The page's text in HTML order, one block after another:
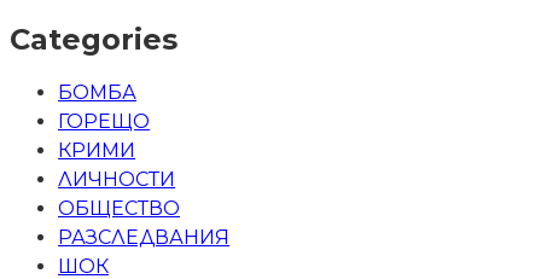
Categories
БОМБА
ГОРЕЩО
КРИМИ
ЛИЧНОСТИ
ОБЩЕСТВО
РАЗСЛЕДВАНИЯ
ШОК